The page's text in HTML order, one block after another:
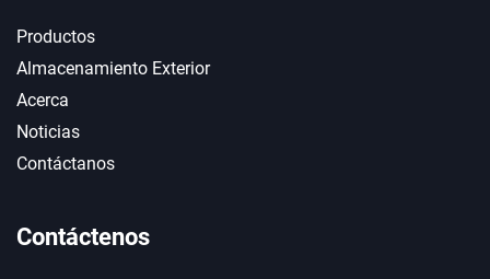
Productos
Almacenamiento Exterior
Acerca
Noticias
Contáctanos
Contáctenos